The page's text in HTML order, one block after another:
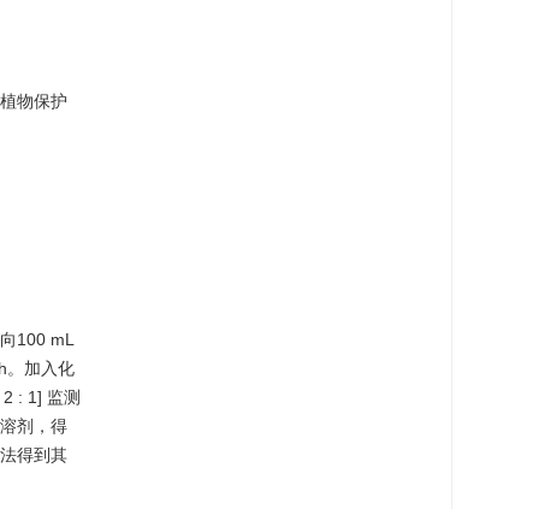
物保护
100 mL
。加入化
: 1] 监测
剂，得
得到其